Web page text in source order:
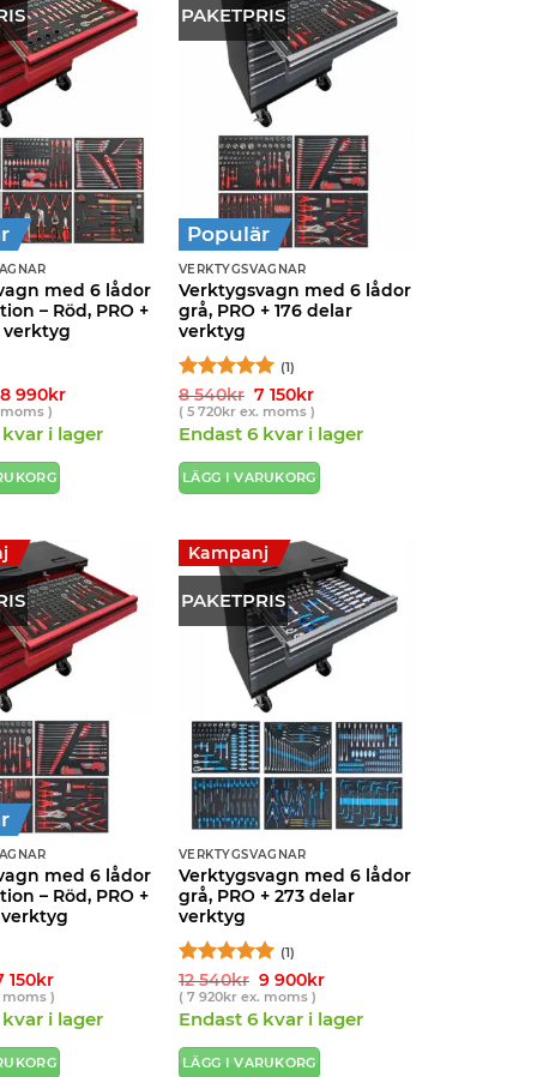
med 6 lådor
– Röd, PRO +
verktyg
Det
ursprungliga
priset
var:
540kr.
8 990krDet
är:
)
i lager
PAKETPRIS
Populär
VERKTYGSVAGNAR
Verktygsvagn med 6 lådor
grå, PRO + 176 delar
verktyg
Betygsatt5
av 5
(1)
8 540kr Det
ursprungliga
priset
var:
540kr.
7 150krDet
nuvarande
priset
är:
150kr.
( 5 720krex. moms )
Endast 6 kvar i lager
LÄGG I VARUKORG
med 6 lådor
– Röd, PRO +
verktyg
150krDet
nuvarande
priset
är:
150kr.
moms )
i lager
PAKETPRIS
Kampanj
VERKTYGSVAGNAR
Verktygsvagn med 6 lådor
grå, PRO + 273 delar
verktyg
Betygsatt 5
av 5
(1)
12 540kr Det
ursprungliga
priset
var:
540kr.
9 900krDet
är:
( 7 920krex. moms )
Endast 6 kvar i lager
LÄGG I VARUKORG